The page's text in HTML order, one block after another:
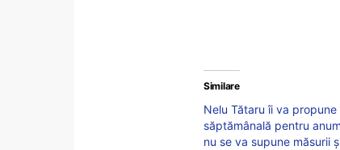
Similare
Nelu Tătaru îi va
săptămânală pentru
nu se va supune măsurii